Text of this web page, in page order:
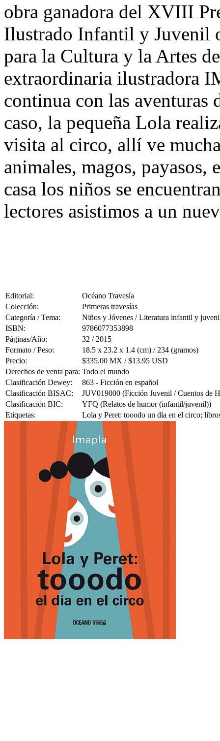
obra ganadora del XVIII
Ilustrado Infantil y Juvenil
para la Cultura y la Artes
extraordinaria ilustradora
continua con las aventuras
caso, la pequeña Lola
visita al circo, allí ve
animales, magos,
casa los niños se
lectores asistimos a un
Editorial:
Océano Travesía
Colección:
Primeras travesías
Categoría / Tema:
Niños y Jóvenes / Literatura infantil y
ISBN:
9786077353898
Páginas/Año:
32 / 2015
Formato / Peso:
18.5 x 23.2 x 1.4 (cm) / 234 (gramos)
Precio:
$335.00 MX / $13.95 USD
Derechos de venta para: Todo el mundo
Clasificación Dewey:
863 - Ficción en español
Clasificación BISAC:
JUV019000 (Ficción Juvenil / Cuentos de
Clasificación BIC:
YFQ (Relatos de humor (infantil/juvenil))
Etiquetas:
Lola y Peret: tooodo un día en el circo;